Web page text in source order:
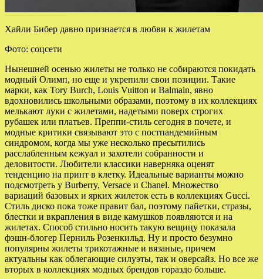
Хайли Бибер давно признается в любви к жилетам
Фото: соцсети
Нынешней осенью жилеты не только не собираются покидать
модный Олимп, но еще и укрепили свои позиции. Такие
марки, как Tory Burch, Louis Vuitton и Balmain, явно
вдохновились школьными образами, поэтому в их коллекциях
мелькают луки с жилетами, надетыми поверх строгих
рубашек или платьев. Преппи-стиль сегодня в почете, и
модные критики связывают это с постпандемийным
синдромом, когда мы уже несколько пресытились
расслабленным кежуал и захотели собранности и
деловитости. Любители классики наверняка оценят
тенденцию на принт в клетку. Идеальные варианты можно
подсмотреть у Burberry, Versace и Chanel. Множество
вариаций базовых и ярких жилеток есть в коллекциях Gucci.
Стиль диско пока тоже правит бал, поэтому пайетки, стразы,
блестки и вкрапления в виде камушков появляются и на
жилетах. Способ стильно носить такую вещицу показала
фэшн-блогер Перниль Розенкильд. Ну и просто безумно
популярны жилеты трикотажные и вязаные, причем
актуальны как облегающие силуэты, так и оверсайз. Но все же
вторых в коллекциях модных брендов гораздо больше.